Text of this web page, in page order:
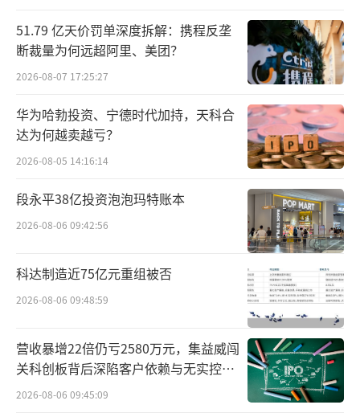
背后是业绩增长见顶的欧莱雅需要新的突破
点。从整体业绩情况来看，相比较前几年的双
位数增长，欧莱雅近两年业绩已经放缓至个位
数增长。根据财报数据，2024年欧莱雅全年销
售额为434.868亿欧元，同比增长5.6%；营业
利润为86.875亿欧元，同比增长6.7%；‌2023年
全年销售额为411.8亿欧元‌，同比增长5.1%‌；
营业利润为81.4亿欧元，较上年增长9.2%；而
在2022年，欧莱雅全年销售额为382.6亿欧元，
同比增长18.5%‌‌1。营业利润为74.6亿欧元，同
比增长21%‌。
整体业绩增长放缓的同时，欧莱雅在其重
要市场之一的中国大陆市场也逐渐走向下坡
路。根据财报数据，2020—2024年，欧莱雅在
51.79 亿天价罚单深度拆解：携程反垄
断裁量为何远超阿里、美团？
2026-08-07 17:25:27
华为哈勃投资、宁德时代加持，天科合
达为何越卖越亏？
2026-08-05 14:16:14
段永平38亿投资泡泡玛特账本
2026-08-06 09:42:56
科达制造近75亿元重组被否
2026-08-06 09:48:59
营收暴增22倍仍亏2580万元，集益威闯
关科创板背后深陷客户依赖与无实控人
困局
2026-08-06 09:45:09